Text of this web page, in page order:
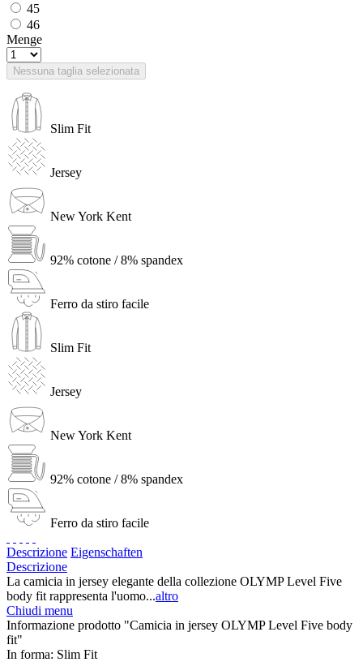
45
46
Menge
Nessuna taglia selezionata
Slim Fit
Jersey
New York Kent
92% cotone / 8% spandex
Ferro da stiro facile
Slim Fit
Jersey
New York Kent
92% cotone / 8% spandex
Ferro da stiro facile
Descrizione Eigenschaften
Descrizione
La camicia in jersey elegante della collezione OLYMP Level Five
body fit rappresenta l'uomo...altro
Chiudi menu
Informazione prodotto "Camicia in jersey OLYMP Level Five body
fit"
In forma: Slim Fit